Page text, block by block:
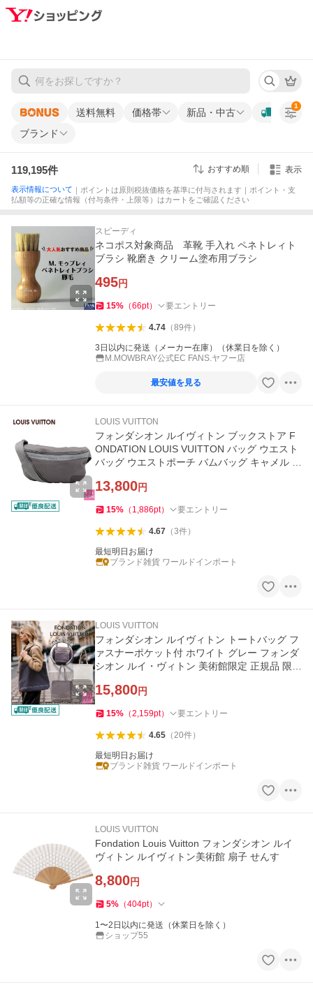
送料無料 価格帯
新品・中古
ブランド
1
119,195件 おすすめ順 表示
表示情報について ｜ポイントは原則税抜価格を基準に付与されます｜ポイント・支
払額等の正確な情報（付与条件・上限等）はカートをご確認ください
スピーディ
ネコポス対象商品 革靴 手入れ ペネトレィト
ブラシ 靴磨き クリーム塗布用ブラシ
495円
15% （66pt） 要エントリー
4.74（89件）
3日以内に発送（メーカー在庫）（休業日を除く）
M.MOWBRAY公式EC FANS.ヤフー店
最安値を見る
LOUIS VUITTON
フォンダシオン ルイヴィトン ブックストア F
ONDATION LOUIS VUITTON バッグ ウエスト
バッグ ウエストポーチ バムバッグ キャメル ヴ
13,800円
15% （ 1,886pt） 要エントリー
4.67（3件）
最短明日お届け
ブランド雑貨 ワールドインポート
LOUIS VUITTON
フォンダシオン ルイヴィトン トートバッグ フ
ァスナーポケット付 ホワイト グレー フォンダ
シオン ルイ・ヴィトン 美術館限定 正規品 限定
15,800円
15% （2,159pt） 要エントリー
4.65（20件）
最短明日お届け
ブランド雑貨 ワールドインポート
LOUIS VUITTON
Fondation Louis Vuitton フォンダシオン ルイ
ヴィトン ルイヴィトン美術館 扇子 せんす
8,800円
5% （404pt）
1〜2日以内に発送（休業日を除く）
ショップ55